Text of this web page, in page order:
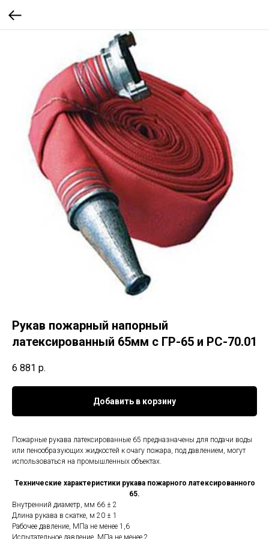
Рукав пожарный напорный
латексированный 65мм с ГР-65 и РС-70.01
6 881 р.
Добавить в корзину
Пожарные рукава латексированные 65 предназначены для подачи воды
или пенообразующих жидкостей к очагу пожара, под давлением, могут
использоваться на промышленных объектах.
Технические характеристики рукава пожарного латексированного
65.
Внутренний диаметр, мм 66 ± 2
Длина рукава в скатке, м 20 ± 1
Рабочее давление, МПа не менее 1,6